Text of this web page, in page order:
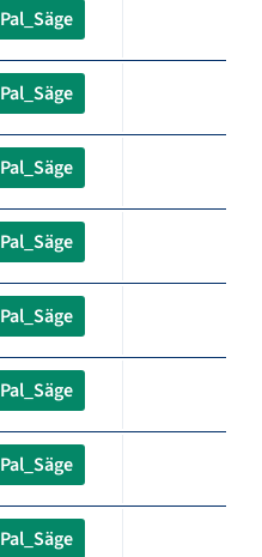
Pal_Säge
Pal_Säge
Pal_Säge
Pal_Säge
Pal_Säge
Pal_Säge
Pal_Säge
Pal_Säge